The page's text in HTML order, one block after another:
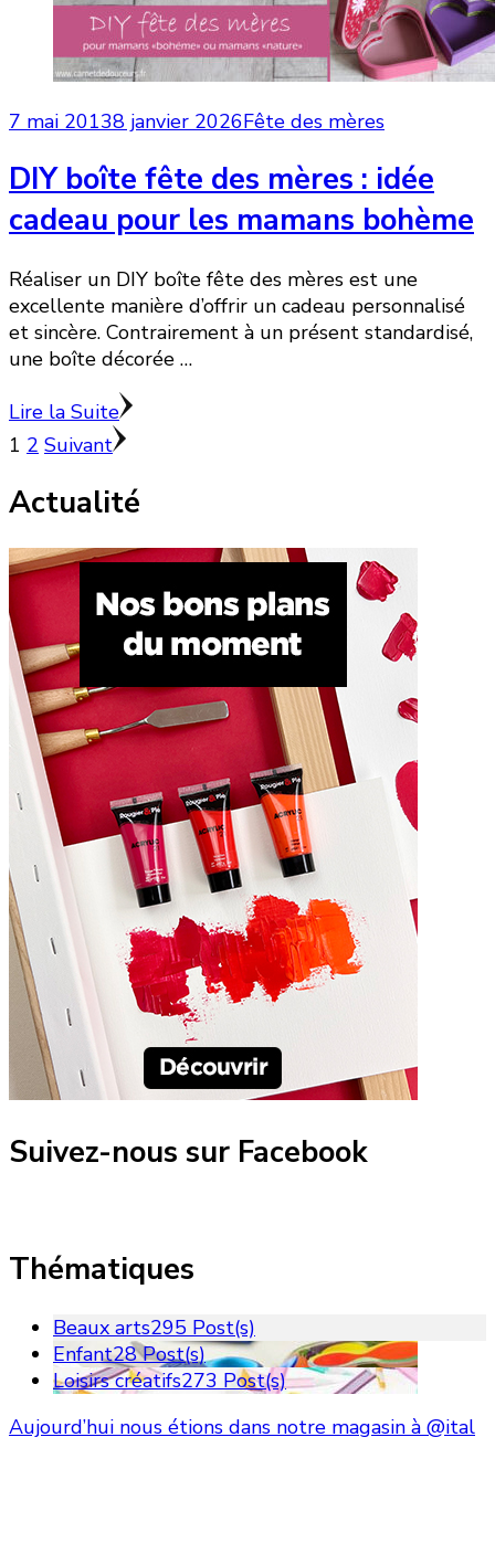
7 mai 20138 janvier 2026Fête des mères
DIY boîte fête des mères : idée
cadeau pour les mamans bohème
Réaliser un DIY boîte fête des mères est une
excellente manière d’offrir un cadeau personnalisé
et sincère. Contrairement à un présent standardisé,
une boîte décorée …
Lire la Suite
Pagination
des
publications
Page
1 Page
2 Suivant
Actualité
Suivez-nous sur Facebook
Thématiques
Beaux arts295 Post(s)
Enfant28 Post(s)
Loisirs créatifs273 Post(s)
Aujourd’hui nous étions dans notre magasin à @ital